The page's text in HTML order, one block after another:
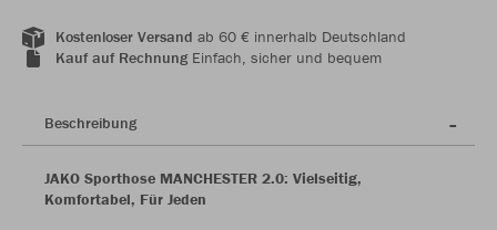
Kostenloser Versand ab 60 € innerhalb Deutschland
Kauf auf RechnungEinfach, sicher und bequem
Beschreibung
JAKO Sporthose MANCHESTER 2.0: Vielseitig,
Komfortabel, Für Jeden